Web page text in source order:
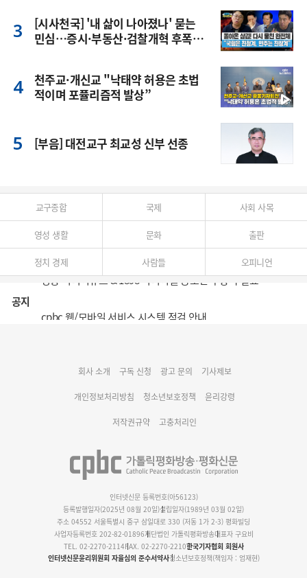
[시사천국] '내 삶이 나아졌나' 묻는
민심…증시·부동산·검찰개혁 후폭
천주교·개신교 "낙태약 허용은 초법
적이며 포퓰리즘적 발상”
[부음] 대전교구 최교성 신부 선종
교구종합 국제 사회 사목
영성 생활 문화 출판
정치 경제 사람들 오피니언
공지
명동 미디어큐브 & 1898 미디어월 공모전 수상작 발표
명동 미디어큐브 & 1898 미디어월 공모전 수상작 발표
회사 소개 구독 신청 광고 문의 기사제보
개인정보처리방침 청소년보호정책 윤리강령
저작권규약 고충처리인
인터넷신문 등록번호(아56123)
등록발행일자(2025년 08월 20일)설립일자(1989년 03월 02일)
주소 04552 서울특별시 중구 삼일대로 330 (저동 1가 2-3) 평화빌딩
사업자등록번호 202-82-01896재단법인 가톨릭평화방송대표자 구요비
TEL. 02-2270-2114FAX. 02-2270-2210한국기자협회 회원사
인터넷신문윤리위원회 자율심의 준수서약사청소년보호정책(책임자 : 엄재현)